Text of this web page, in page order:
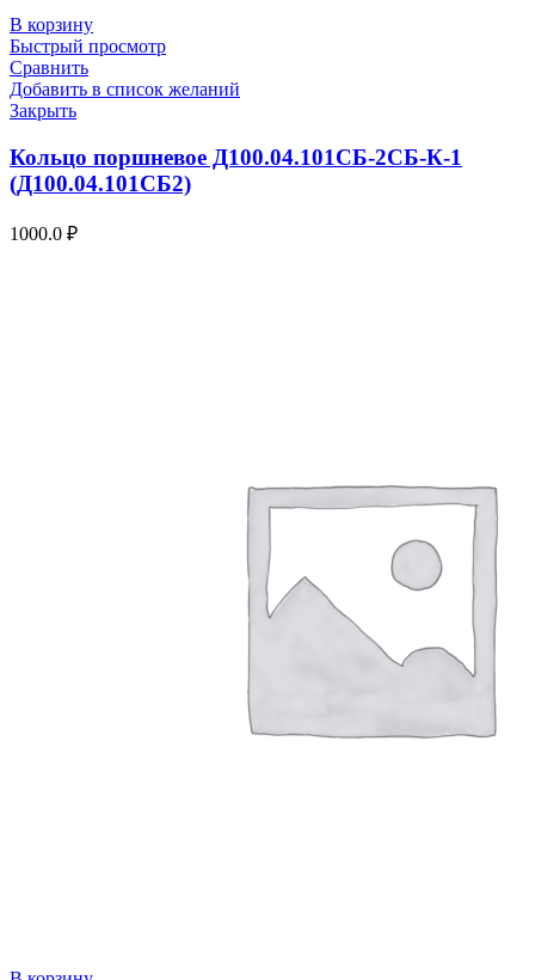
В корзину
Быстрый просмотр
Сравнить
Добавить в список желаний
Закрыть
Кольцо поршневое Д100.04.101СБ-2СБ-К-1
(Д100.04.101СБ2)
1000.0 ₽